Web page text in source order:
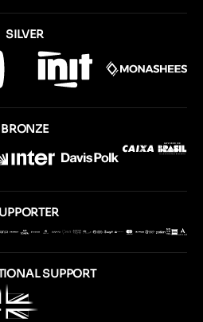
SILVER
BRONZE
SUPPORT